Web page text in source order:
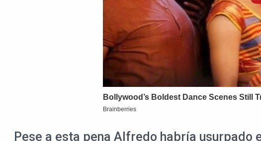
Pese a esta pena Alfredo habría